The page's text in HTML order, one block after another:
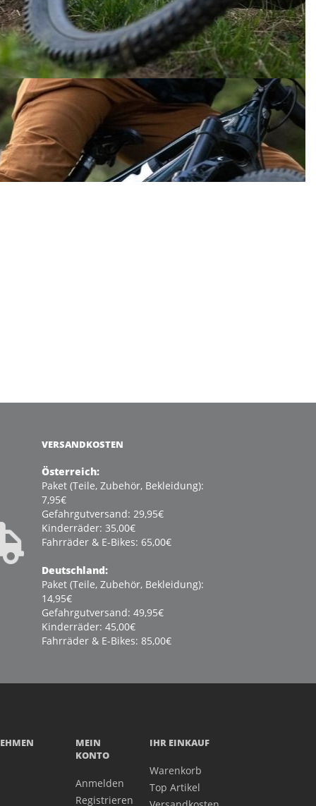
VERSANDKOSTEN
Österreich:
Paket (Teile, Zubehör, Bekleidung):
7,95€
Gefahrgutversand: 29,95€
Kinderräder: 35,00€
Fahrräder & E-Bikes: 65,00€
Deutschland:
Paket (Teile, Zubehör, Bekleidung):
14,95€
Gefahrgutversand: 49,95€
Kinderräder: 45,00€
Fahrräder & E-Bikes: 85,00€
MEIN
KONTO
Anmelden
Registrieren
IHR EINKAUF
Warenkorb
Top Artikel